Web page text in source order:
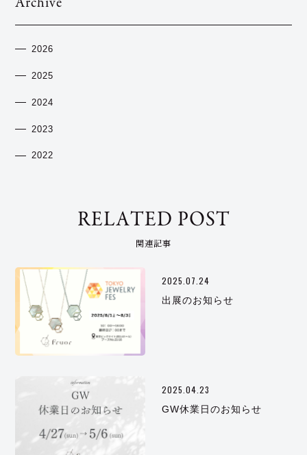
2026
2025
2024
2023
2022
RELATED POST
関連記事
2025.07.24
出展のお知らせ
2025.04.23
GW休業日のお知らせ